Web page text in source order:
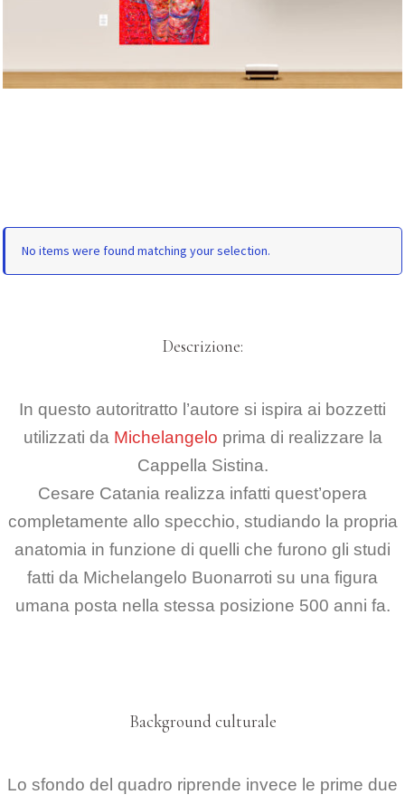
No items were found matching your selection.
Descrizione:
In questo autoritratto l’autore si ispira ai bozzetti
utilizzati da Michelangelo prima di realizzare la
Cappella Sistina.
Cesare Catania realizza infatti quest’opera
completamente allo specchio, studiando la propria
anatomia in funzione di quelli che furono gli studi
fatti da Michelangelo Buonarroti su una figura
umana posta nella stessa posizione 500 anni fa.
Background culturale
Lo sfondo del quadro riprende invece le prime due